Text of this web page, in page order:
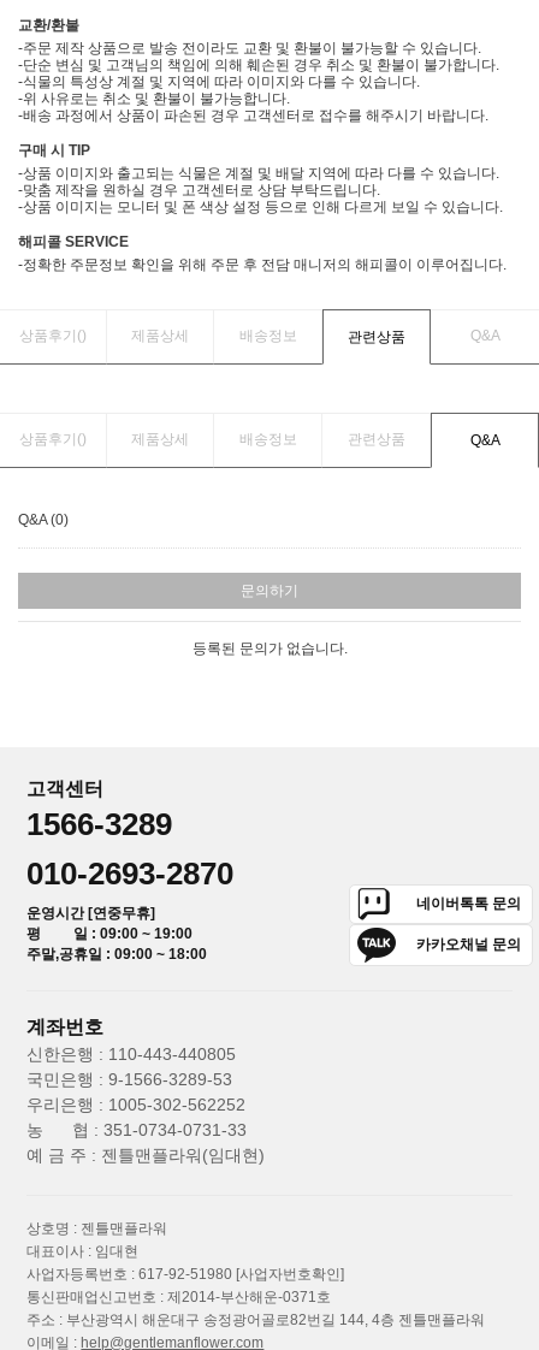
교환/환불
-주문 제작 상품으로 발송 전이라도 교환 및 환불이 불가능할 수 있습니다.
-단순 변심 및 고객님의 책임에 의해 훼손된 경우 취소 및 환불이 불가합니다.
-식물의 특성상 계절 및 지역에 따라 이미지와 다를 수 있습니다.
-위 사유로는 취소 및 환불이 불가능합니다.
-배송 과정에서 상품이 파손된 경우 고객센터로 접수를 해주시기 바랍니다.
구매 시 TIP
-상품 이미지와 출고되는 식물은 계절 및 배달 지역에 따라 다를 수 있습니다.
-맞춤 제작을 원하실 경우 고객센터로 상담 부탁드립니다.
-상품 이미지는 모니터 및 폰 색상 설정 등으로 인해 다르게 보일 수 있습니다.
해피콜 SERVICE
-정확한 주문정보 확인을 위해 주문 후 전담 매니저의 해피콜이 이루어집니다.
상품후기() 제품상세 배송정보 관련상품 Q&A
상품후기() 제품상세 배송정보 관련상품 Q&A
Q&A (0)
문의하기
등록된 문의가 없습니다.
고객센터
1566-3289
010-2693-2870
운영시간 [연중무휴]
평 일 : 09:00 ~ 19:00
주말,공휴일 : 09:00 ~ 18:00
네이버톡톡 문의
카카오채널 문의
계좌번호
신한은행 : 110-443-440805
국민은행 : 9-1566-3289-53
우리은행 : 1005-302-562252
농 협 : 351-0734-0731-33
예 금 주 : 젠틀맨플라워(임대현)
상호명 : 젠틀맨플라워
대표이사 : 임대현
사업자등록번호 : 617-92-51980 [사업자번호확인]
통신판매업신고번호 : 제2014-부산해운-0371호
주소 : 부산광역시 해운대구 송정광어골로82번길 144, 4층 젠틀맨플라워
이메일 :help@gentlemanflower.com